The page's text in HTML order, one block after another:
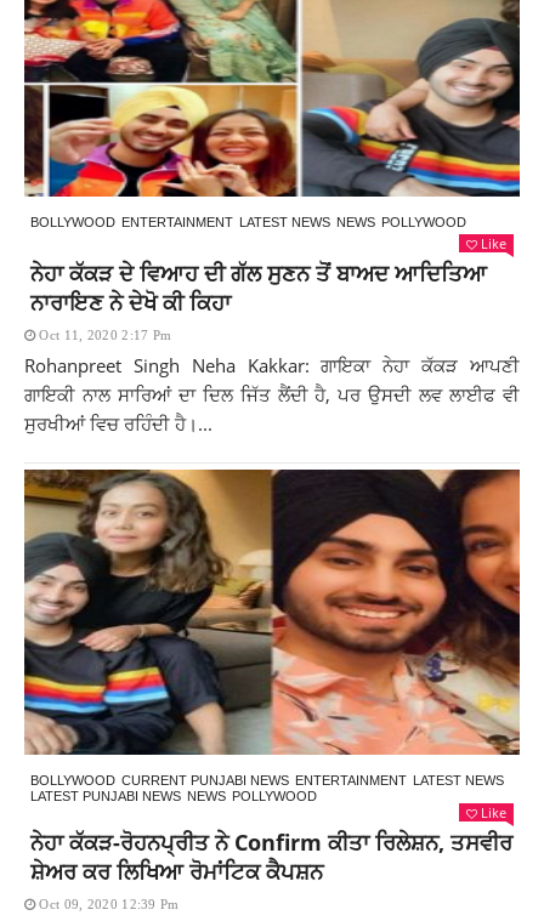
BOLLYWOOD ENTERTAINMENT LATEST NEWS NEWS POLLYWOOD
Like
ਨੇਹਾ ਕੱਕੜ ਦੇ ਵਿਆਹ ਦੀ ਗੱਲ ਸੁਣਨ ਤੋਂ ਬਾਅਦ ਆਦਿਤਿਆ
ਨਾਰਾਇਣ ਨੇ ਦੇਖੋ ਕੀ ਕਿਹਾ
Oct 11, 2020 2:17 Pm
Rohanpreet Singh Neha Kakkar: ਗਾਇਕਾ ਨੇਹਾ ਕੱਕੜ ਆਪਣੀ
ਗਾਇਕੀ ਨਾਲ ਸਾਰਿਆਂ ਦਾ ਦਿਲ ਜਿੱਤ ਲੈਂਦੀ ਹੈ, ਪਰ ਉਸਦੀ ਲਵ ਲਾਈਫ ਵੀ
ਸੁਰਖੀਆਂ ਵਿਚ ਰਹਿੰਦੀ ਹੈ।...
BOLLYWOOD CURRENT PUNJABI NEWS ENTERTAINMENT LATEST NEWS
LATEST PUNJABI NEWS NEWS POLLYWOOD
Like
ਨੇਹਾ ਕੱਕੜ-ਰੋਹਨਪ੍ਰੀਤ ਨੇ Confirm ਕੀਤਾ ਰਿਲੇਸ਼ਨ, ਤਸਵੀਰ
ਸ਼ੇਅਰ ਕਰ ਲਿਖਿਆ ਰੋਮਾਂਟਿਕ ਕੈਪਸ਼ਨ
Oct 09, 2020 12:39 Pm